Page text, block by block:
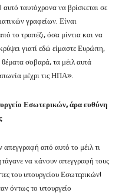
ταυτόχρονα να βρίσκεται σε
γραφείων. Είναι
το τραπέζι, όσα μίντια και να
γιατί εδώ είμαστε Ευρώπη,
σοβαρά, τα μέιλ αυτά
μέχρι τις ΗΠΑ».
Εσωτερικών, άρα ευθύνη
από αυτό το μέιλ τι
να κάνουν απεγγραφή τους
του υπουργείου Εσωτερικών!
όντως το υπουργείο